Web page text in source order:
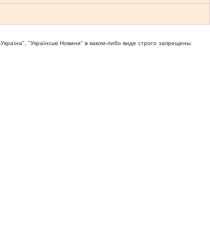
"Українськi Новини" в каком-либо виде строго запрещены